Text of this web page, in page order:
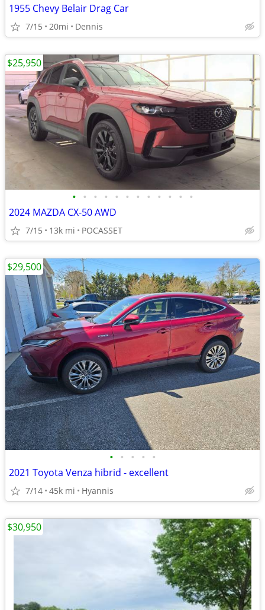
1955 Chevy Belair Drag Car
7/15 20mi Dennis
• • • • • • • • • • • •
2024 MAZDA CX-50 AWD
7/15 13k mi POCASSET
$25,950
• • • • •
2021 Toyota Venza hibrid - excellent
7/14 45k mi Hyannis
$29,500
$30,950